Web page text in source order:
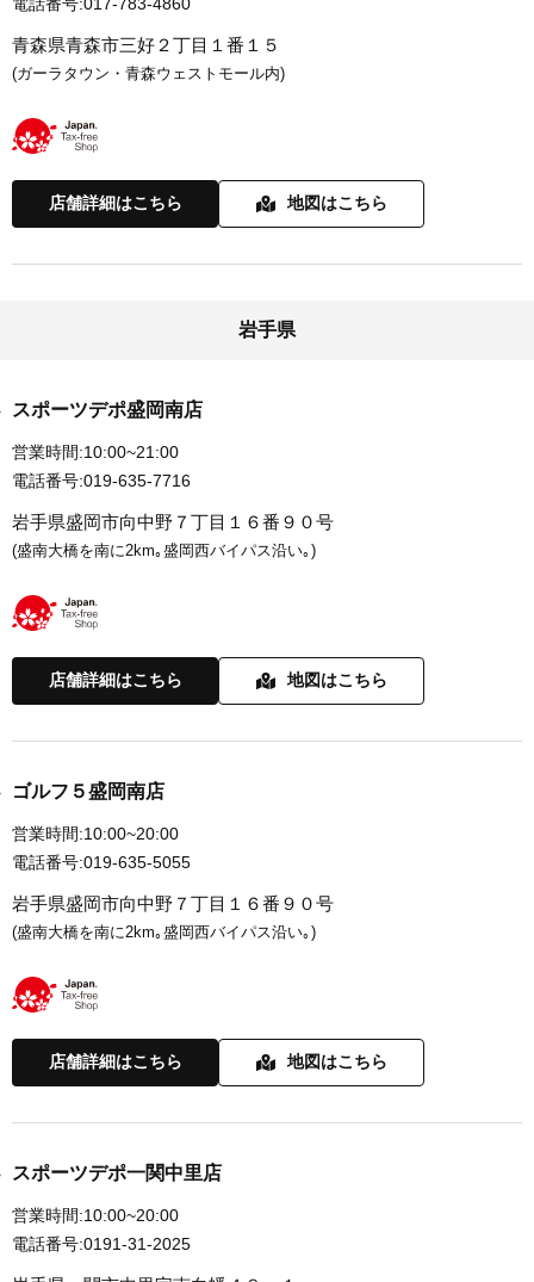
青森県青森市三好２丁目１番１５
(ガーラタウン・青森ウェストモール内)
店舗詳細はこちら 地図はこちら
岩手県
スポーツデポ盛岡南店
営業時間:10:00~21:00
電話番号:019-635-7716
岩手県盛岡市向中野７丁目１６番９０号
(盛南大橋を南に2km｡盛岡西バイパス沿い｡)
店舗詳細はこちら 地図はこちら
ゴルフ５盛岡南店
営業時間:10:00~20:00
電話番号:019-635-5055
岩手県盛岡市向中野７丁目１６番９０号
(盛南大橋を南に2km｡盛岡西バイパス沿い｡)
店舗詳細はこちら 地図はこちら
スポーツデポ一関中里店
営業時間:10:00~20:00
電話番号:0191-31-2025